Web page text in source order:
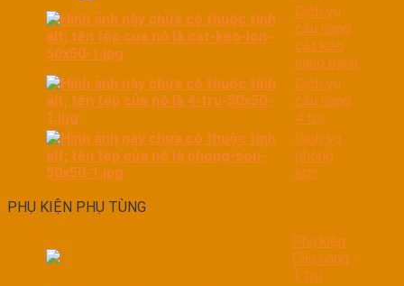
Dịch vụ
cầu nâng
cắt kéo
nâng bánh
Dịch vụ
cầu nâng
4 trụ
Dịch vụ
phòng
sơn
PHỤ KIỆN PHỤ TÙNG
Phụ kiện
Cầu nâng
1 trụ